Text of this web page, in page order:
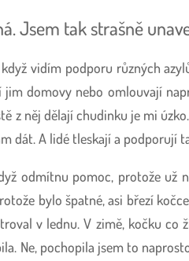
Jsem tak strašně
vidím podporu různých
jim domovy nebo omlouvají
z něj dělají chudinku je mi
dát. A lidé tleskají a podporují
odmítnu pomoc, protože už
bylo špatné, asi březí
v lednu. V zimě, kočku co
Ne, pochopila jsem to